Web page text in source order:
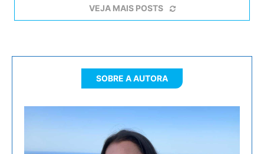
VEJA MAIS POSTS
SOBRE A AUTORA